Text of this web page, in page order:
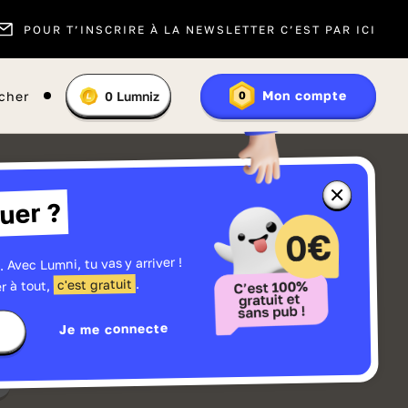
POUR T’INSCRIRE À LA NEWSLETTER C’EST PAR ICI
En
savoir
plus
les
Vous
:
0 Lumniz 0 Mon compte
Fermer
la
fenêtre
sur
Lumniz
?
Lumni, tu vas y arriver !
à tout, c'est gratuit .
Je me connecte